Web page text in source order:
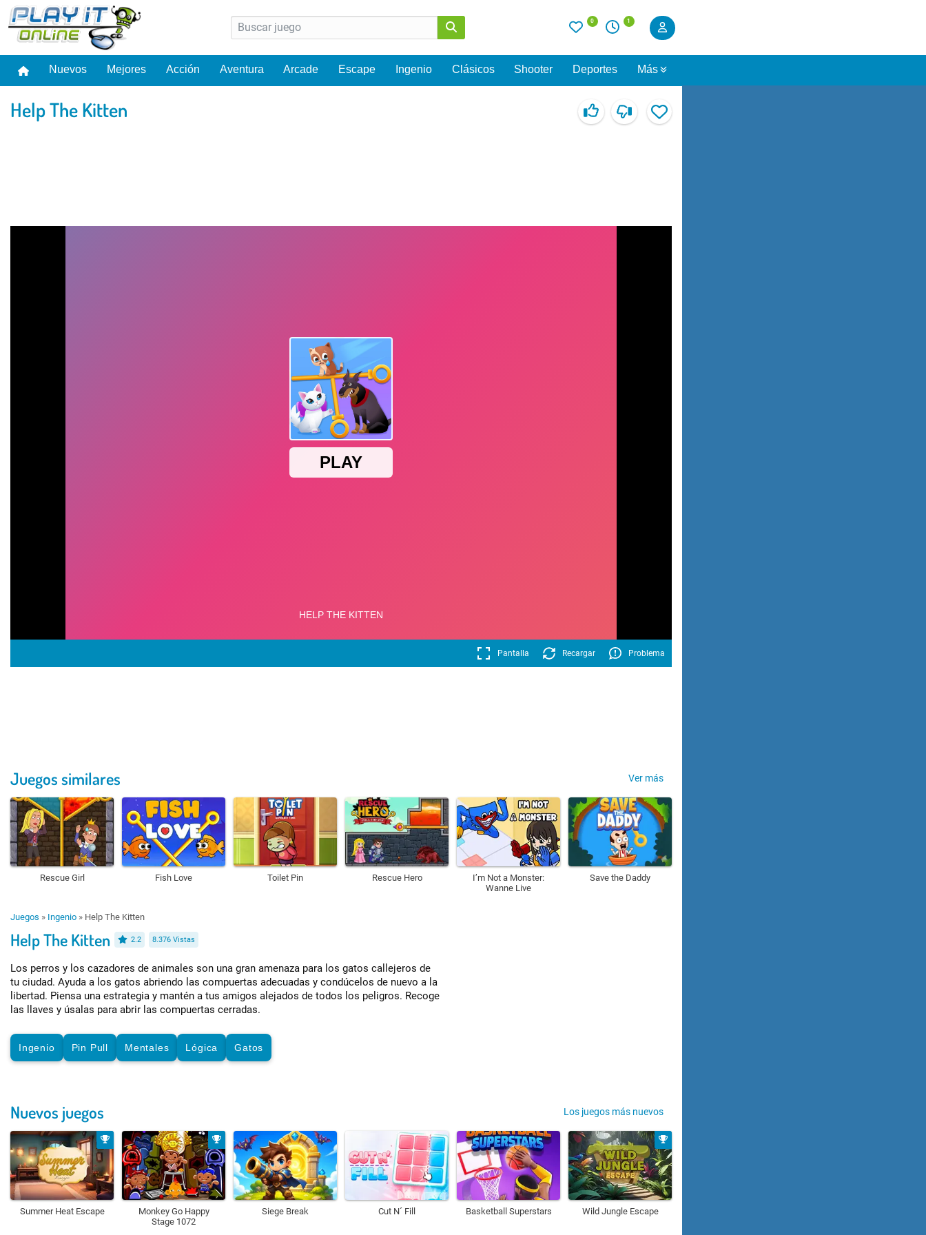
0 1
Nuevos Mejores Acción Aventura Arcade Escape Ingenio Clásicos Shooter Deportes Más
Help The Kitten
Pantalla Recargar Problema
Juegos similares Ver más
Rescue Girl Fish Love Toilet Pin Rescue Hero
I’m Not a Monster:
Wanne Live
Save the Daddy
Juegos » Ingenio » Help The Kitten
Help The Kitten 2.2 8.376 Vistas
Los perros y los cazadores de animales son una gran amenaza para los gatos callejeros de
tu ciudad. Ayuda a los gatos abriendo las compuertas adecuadas y condúcelos de nuevo a la
libertad. Piensa una estrategia y mantén a tus amigos alejados de todos los peligros. Recoge
las llaves y úsalas para abrir las compuertas cerradas.
Ingenio Pin Pull Mentales Lógica Gatos
Nuevos juegos Los juegos más nuevos
Summer Heat Escape
Monkey Go Happy
Stage 1072
Siege Break Cut N´ Fill Basketball Superstars Wild Jungle Escape